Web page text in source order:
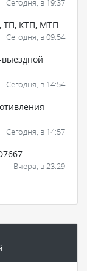
ТП, КТП, МТП
Сегодня, в 09:54
Сегодня, в 14:54
Сегодня, в 14:57
Вчера, в 23:29